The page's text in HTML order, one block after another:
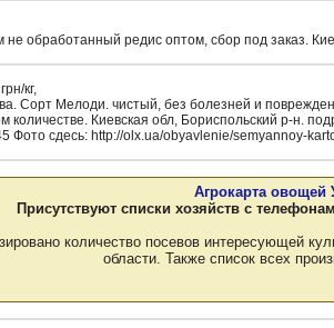
обработанный редис оптом, сбор под заказ.
грн/кг,
Сорт Мелоди. чистый, без болезней и
количестве. Киевская обл, Бориспольский р-н.
Фото сдесь: http://olx.ua/obyavlenie/semyannoy-
Агрокарта овощей
Присутствуют списки хозяйств с
количество посевов интересующей
области. Также список всех